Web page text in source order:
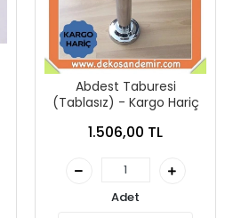
Abdest Taburesi
(Tablasız) - Kargo Hariç
1.506,00 TL
Adet